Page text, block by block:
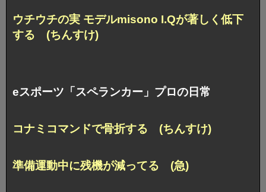
ウチウチの実 モデルmisono I.Qが著しく低下
する (ちんすけ)
eスポーツ「スペランカー」プロの日常
コナミコマンドで骨折する (ちんすけ)
準備運動中に残機が減ってる (急)